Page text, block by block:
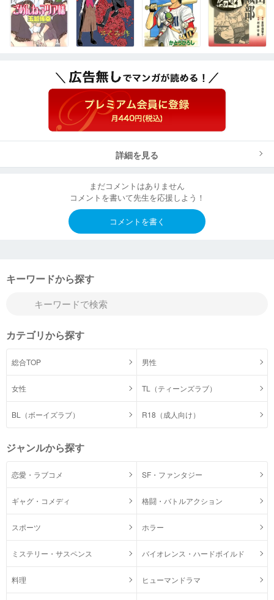
詳細を見る
まだコメントはありません
コメントを書いて先生を応援しよう！
コメントを書く
キーワードから探す
カテゴリから探す
総合TOP 男性
女性 TL（ティーンズラブ）
BL（ボーイズラブ） R18（成人向け）
ジャンルから探す
恋愛・ラブコメ SF・ファンタジー
ギャグ・コメディ 格闘・バトルアクション
スポーツ ホラー
ミステリー・サスペンス バイオレンス・ハードボイルド
料理 ヒューマンドラマ